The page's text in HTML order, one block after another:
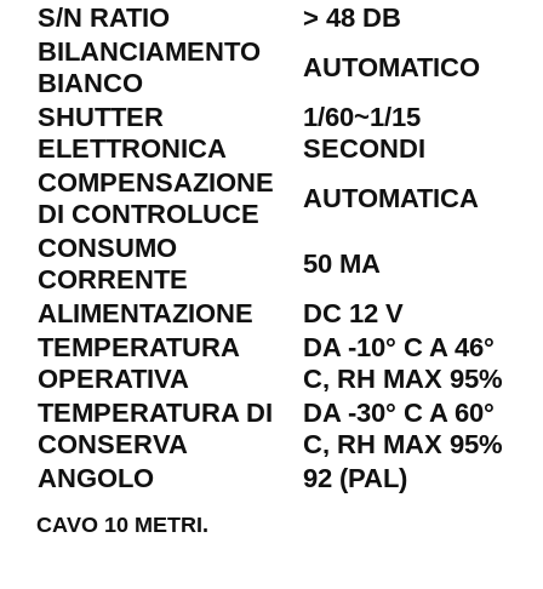
S/N RATIO
> 48 DB
BILANCIAMENTO
BIANCO
AUTOMATICO
SHUTTER
ELETTRONICA
1/60~1/15
SECONDI
COMPENSAZIONE
DI CONTROLUCE
AUTOMATICA
CONSUMO
CORRENTE
50 MA
ALIMENTAZIONE
DC 12 V
TEMPERATURA
OPERATIVA
DA -10° C A 46°
C, RH MAX 95%
TEMPERATURA DI
CONSERVA
DA -30° C A 60°
C, RH MAX 95%
ANGOLO
92 (PAL)
CAVO 10 METRI.